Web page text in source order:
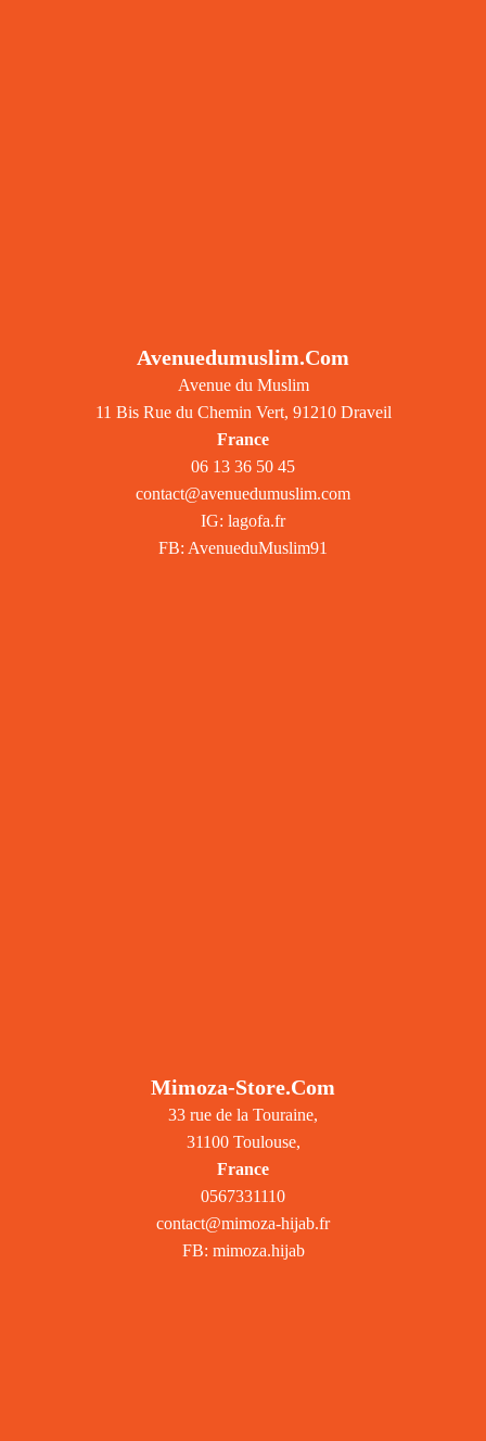
Avenuedumuslim.com
Avenue du Muslim
11 Bis Rue du Chemin Vert, 91210 Draveil
France
06 13 36 50 45
contact@avenuedumuslim.com
IG: lagofa.fr
FB: AvenueduMuslim91
Mimoza-Store.com
33 rue de la Touraine,
31100 Toulouse,
France
0567331110
contact@mimoza-hijab.fr
FB: mimoza.hijab